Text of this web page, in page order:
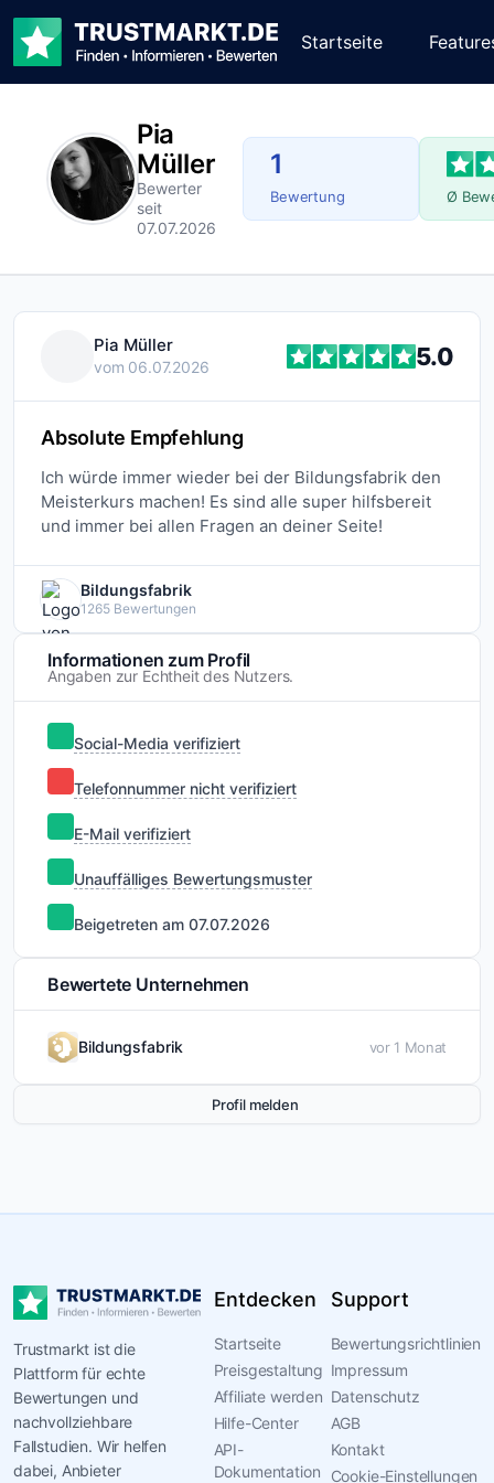
Startseite
Pia
Müller
Bewerter
seit
07.07.2026
1
Bewertung Ø
Pia Müller
vom 06.07.2026 5.0
Absolute Empfehlung
Ich würde immer wieder bei der Bildungsfabrik den
Meisterkurs machen! Es sind alle super hilfsbereit
und immer bei allen Fragen an deiner Seite!
Bildungsfabrik
1265 Bewertungen
Informationen zum Profil
Angaben zur Echtheit des Nutzers.
Social-Media verifiziert
Telefonnummer nicht verifiziert
E-Mail verifiziert
Unauffälliges Bewertungsmuster
Beigetreten am 07.07.2026
Bewertete Unternehmen
Bildungsfabrik vor 1 Monat
Profil melden
Trustmarkt ist die
Plattform für echte
Bewertungen und
nachvollziehbare
Fallstudien. Wir helfen
dabei, Anbieter
Entdecken
Startseite
Preisgestaltung
Affiliate werden
Hilfe-Center
API-
Dokumentation
Support
Bewertungsrichtlinien
Impressum
Datenschutz
AGB
Kontakt
Cookie-Einstellungen